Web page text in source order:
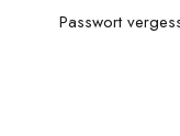
Passwort